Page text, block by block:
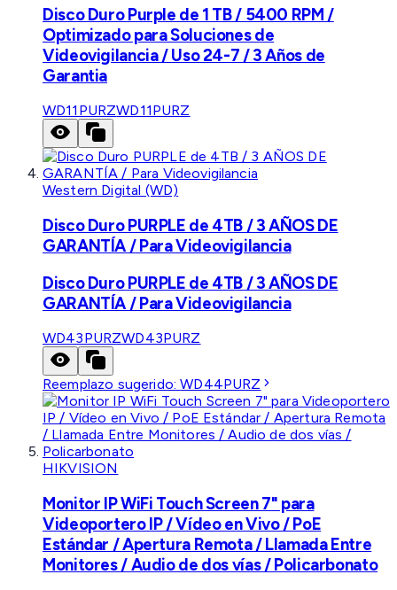
Disco Duro Purple de 1 TB / 5400 RPM /
Optimizado para Soluciones de
Videovigilancia / Uso 24-7 / 3 Años de
Garantia
WD11PURZWD11PURZ
Western Digital (WD)
Disco Duro PURPLE de 4TB / 3 AÑOS DE
GARANTÍA / Para Videovigilancia
Disco Duro PURPLE de 4TB / 3 AÑOS DE
GARANTÍA / Para Videovigilancia
WD43PURZWD43PURZ
Reemplazo sugerido:WD44PURZ
HIKVISION
Monitor IP WiFi Touch Screen 7" para
Videoportero IP / Vídeo en Vivo / PoE
Estándar / Apertura Remota / Llamada Entre
Monitores / Audio de dos vías / Policarbonato